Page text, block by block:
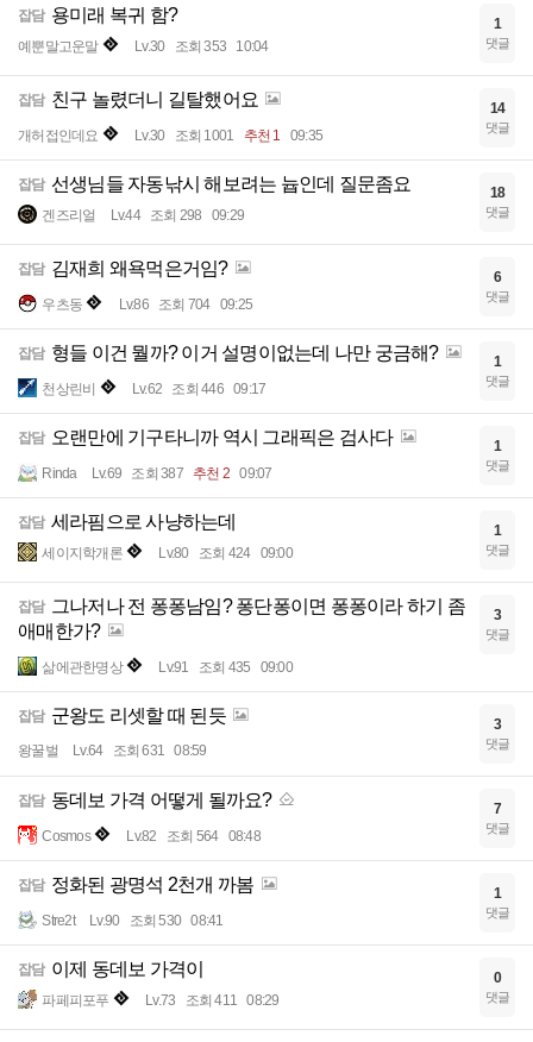
잡담 용미래 복귀 함?
예뿐말고운말 Lv.30 조회 353 10:04
1
댓글
잡담 친구 놀렸더니 길탈했어요
개허접인데요 Lv.30 조회 1001 추천 1 09:35
14
댓글
잡담 선생님들 자동낚시 해보려는 늅인데 질문좀요
겐즈리얼 Lv.44 조회 298 09:29
18
댓글
잡담 김재희 왜욕먹은거임?
우츠동 Lv.86 조회 704 09:25
6
댓글
잡담 형들 이건 뭘까? 이거 설명이없는데 나만 궁금해?
천상린비 Lv.62 조회 446 09:17
1
댓글
잡담 오랜만에 기구타니까 역시 그래픽은 검사다
Rinda Lv.69 조회 387 추천 2 09:07
1
댓글
잡담 세라핌으로 사냥하는데
세이지학개론 Lv.80 조회 424 09:00
1
댓글
잡담 그나저나 전 퐁퐁남임? 퐁단퐁이면 퐁퐁이라 하기 좀
애매한가?
삶에관한명상 Lv.91 조회 435 09:00
3
댓글
잡담 군왕도 리셋할 때 된듯
왕꿀벌 Lv.64 조회 631 08:59
3
댓글
잡담 동데보 가격 어떻게 될까요?
Cosmos Lv.82 조회 564 08:48
7
댓글
잡담 정화된 광명석 2천개 까봄
Stre2t Lv.90 조회 530 08:41
1
댓글
잡담 이제 동데보 가격이
파페피포푸 Lv.73 조회 411 08:29
0
댓글